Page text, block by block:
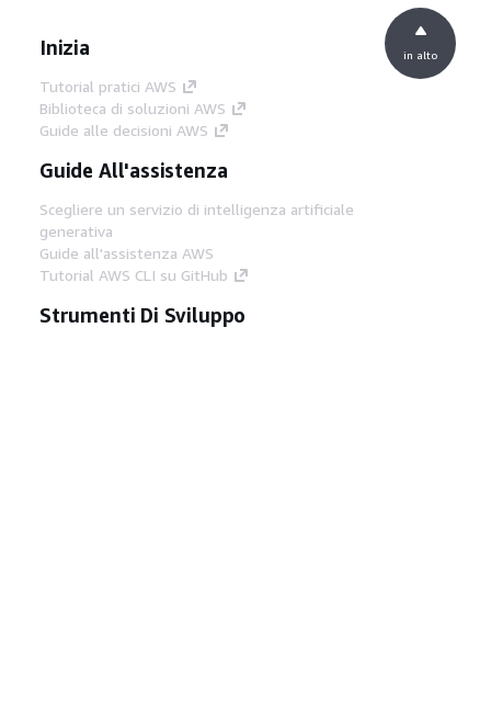
Inizia
Tutorial pratici AWS
Biblioteca di soluzioni AWS
Guide alle decisioni AWS
Guide All'assistenza
Scegliere un servizio di intelligenza artificiale
generativa
Guide all'assistenza AWS
Tutorial AWS CLI su GitHub
Strumenti Di Sviluppo
in alto